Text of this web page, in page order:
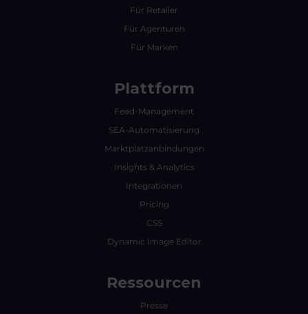
Für Retailer
Für Agenturen
Für Marken
Plattform
Feed-Management
SEA-Automatisierung
Marktplatzanbindungen
Insights & Analytics
Integrationen
Pricing
CSS
Dynamic Image Editor
Ressourcen
Presse